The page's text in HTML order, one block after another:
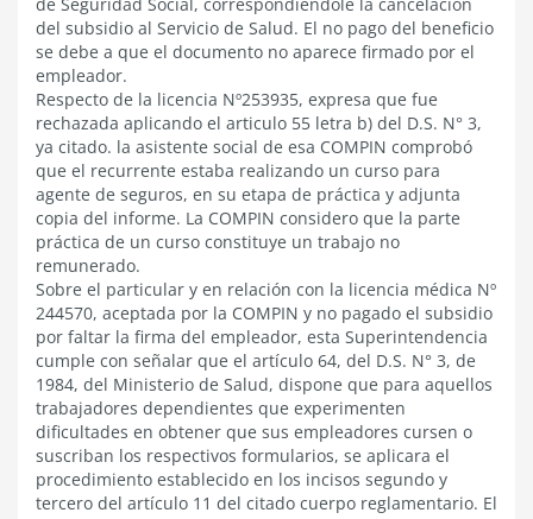
del subsidio al Servicio de Salud. El no pago del beneficio
se debe a que el documento no aparece firmado por el
empleador.
Respecto de la licencia Nº253935, expresa que fue
rechazada aplicando el articulo 55 letra b) del D.S. N° 3,
ya citado. la asistente social de esa COMPIN comprobó
que el recurrente estaba realizando un curso para
agente de seguros, en su etapa de práctica y adjunta
copia del informe. La COMPIN considero que la parte
práctica de un curso constituye un trabajo no
remunerado.
Sobre el particular y en relación con la licencia médica Nº
244570, aceptada por la COMPIN y no pagado el subsidio
por faltar la firma del empleador, esta Superintendencia
cumple con señalar que el artículo 64, del D.S. N° 3, de
1984, del Ministerio de Salud, dispone que para aquellos
trabajadores dependientes que experimenten
dificultades en obtener que sus empleadores cursen o
suscriban los respectivos formularios, se aplicara el
procedimiento establecido en los incisos segundo y
tercero del artículo 11 del citado cuerpo reglamentario. El